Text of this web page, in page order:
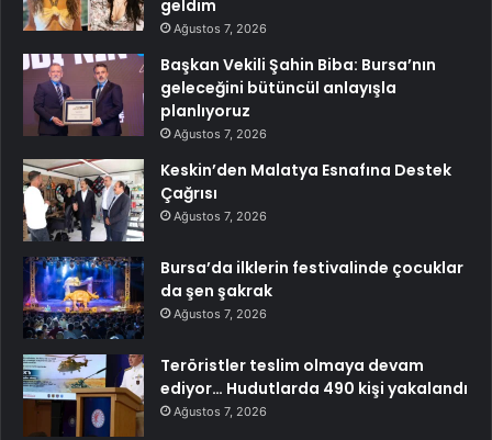
geldim
Ağustos 7, 2026
Başkan Vekili Şahin Biba: Bursa’nın
geleceğini bütüncül anlayışla
planlıyoruz
Ağustos 7, 2026
Keskin’den Malatya Esnafına Destek
Çağrısı
Ağustos 7, 2026
Bursa’da ilklerin festivalinde çocuklar
da şen şakrak
Ağustos 7, 2026
Teröristler teslim olmaya devam
ediyor… Hudutlarda 490 kişi yakalandı
Ağustos 7, 2026